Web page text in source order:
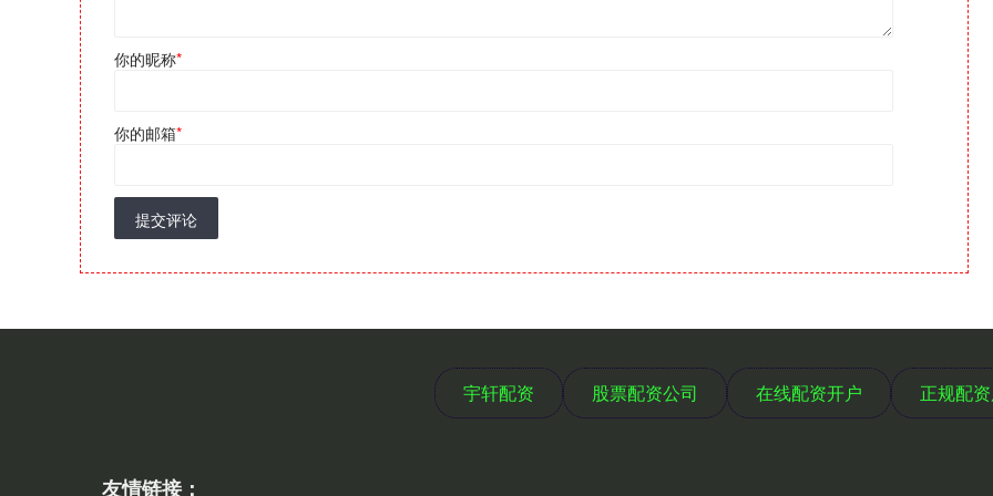
你的昵称*
你的邮箱*
提交评论
宇轩配资 股票配资公司 在线配资开户 正规配
友情链接：